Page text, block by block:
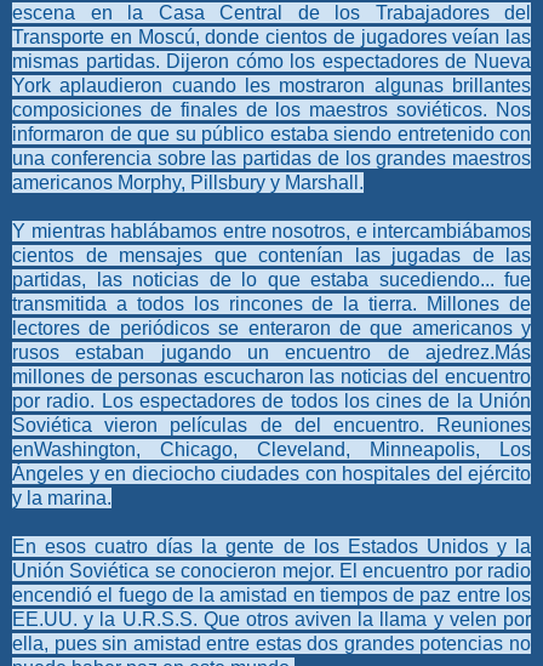
escena en la Casa Central de los Trabajadores del
Transporte en Moscú, donde cientos de jugadores veían las
mismas partidas. Dijeron cómo los espectadores de Nueva
York aplaudieron cuando les mostraron algunas brillantes
composiciones de finales de los maestros soviéticos. Nos
informaron de que su público estaba siendo entretenido con
una conferencia sobre las partidas de los grandes maestros
americanos Morphy, Pillsbury y Marshall.
Y mientras hablábamos entre nosotros, e intercambiábamos
cientos de mensajes que contenían las jugadas de las
partidas, las noticias de lo que estaba sucediendo... fue
transmitida a todos los rincones de la tierra. Millones de
lectores de periódicos se enteraron de que americanos y
rusos estaban jugando un encuentro de ajedrez.Más
millones de personas escucharon las noticias del encuentro
por radio. Los espectadores de todos los cines de la Unión
Soviética vieron películas de del encuentro. Reuniones
enWashington, Chicago, Cleveland, Minneapolis, Los
Ángeles y en dieciocho ciudades con hospitales del ejército
y la marina.
En esos cuatro días la gente de los Estados Unidos y la
Unión Soviética se conocieron mejor. El encuentro por radio
encendió el fuego de la amistad en tiempos de paz entre los
EE.UU. y la U.R.S.S. Que otros aviven la llama y velen por
ella, pues sin amistad entre estas dos grandes potencias no